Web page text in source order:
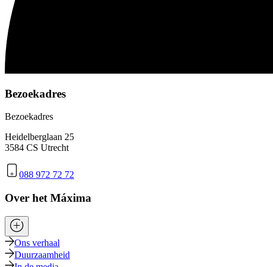
Bezoekadres
Bezoekadres
Heidelberglaan 25
3584 CS Utrecht
088 972 72 72
Over het Máxima
Ons verhaal
Duurzaamheid